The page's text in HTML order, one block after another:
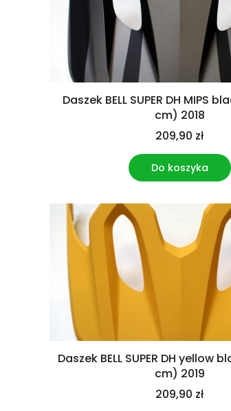
Daszek BELL SUPER DH MIPS
cm) 2018
209,90 zł
Do koszyka
Daszek BELL SUPER DH yellow
cm) 2019
209,90 zł